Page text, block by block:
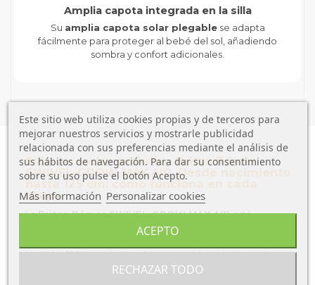
Amplia capota integrada en la silla
Su amplia capota solar plegablese adapta
fácilmente para proteger al bebé del sol, añadiendo
sombra y confort adicionales.
Silla de coche evolutiva Britax Römer
SWIVEL-GROW MAX AIR. Desde nacimiento
hasta 125 cm: cómo funciona en cada
etapa
LaBritax Römer SWIVEL-GROW MAX AIRestá
silla de coche evolutiva i-Size
hasta los 125 cm, adaptando su uso en función de la altura
y la etapa de desarrollo.
Este sitio web utiliza cookies propias y de terceros para
mejorar nuestros servicios y mostrarle publicidad
relacionada con sus preferencias mediante el análisis de
sus hábitos de navegación. Para dar su consentimiento
sobre su uso pulse el botón Acepto.
Más información Personalizar cookies
RECHAZAR TODO
ACEPTO